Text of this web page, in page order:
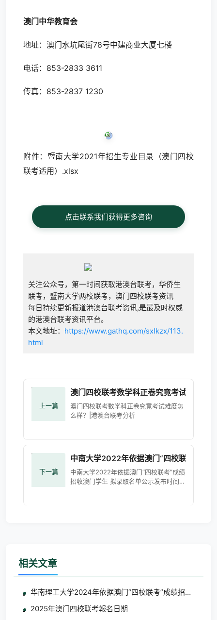
澳门中华教育会
地址：澳门水坑尾街78号中建商业大厦七楼
电话：853-2833 3611
传真：853-2837 1230
附件：暨南大学2021年招生专业目录（澳门四校
联考适用）.xlsx
点击联系我们获得更多咨询
关注公众号，第一时间获取港澳台联考，华侨生
联考，暨南大学两校联考，澳门四校联考资讯
每日持续更新报道港澳台联考资讯,是最及时权威
的港澳台联考资讯平台。
本文地址： https://www.gathq.com/sxlkzx/113.
html
上一篇
澳门四校联考数学科正卷究竟考试难度怎
澳门四校联考数学科正卷究竟考试难度怎
么样？|港澳台联考分析
下一篇
中南大学2022年依据澳门“四校联考”成绩
中南大学2022年依据澳门“四校联考”成绩
招收澳门学生 拟录取名单公示发布时间：
相关文章
华南理工大学2024年依据澳门“四校联考”成绩招收澳门
2025年澳门四校联考報名日期